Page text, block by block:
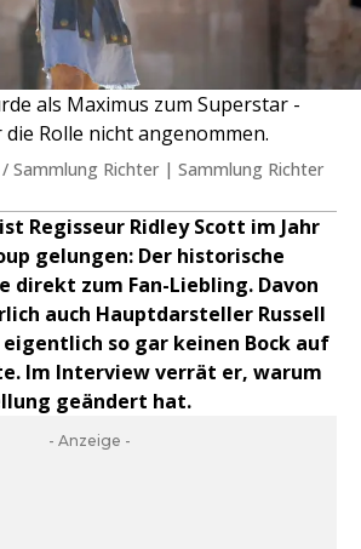
als Maximus zum Superstar -
Rolle nicht angenommen.
Sammlung Richter | Sammlung Richter
Regisseur Ridley Scott im Jahr
gelungen: Der historische
direkt zum Fan-Liebling. Davon
auch Hauptdarsteller Russell
so gar keinen Bock auf
Im Interview verrät er, warum
geändert hat.
- Anzeige -